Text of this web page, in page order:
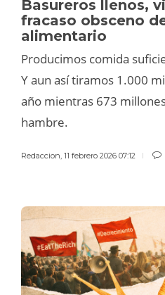
Basureros llenos,
fracaso obsceno
alimentario
Producimos comida
Y aun así tiramos 1.000
año mientras 673
hambre.
Redaccion, 11 febrero 2026 07:12